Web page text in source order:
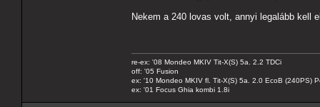
Nekem a 240 lovas volt, annyi legalább kell
re-ex: '08 Mondeo MKIV Tit-X(S) 5a. 2.2 TDCi
off: '05 Fusion
ex: '10 Mondeo MKIV fl. Tit-X(S) 5a. 2.0 EcoB (240PS)
ex: '01 Focus Ghia kombi 1.8i